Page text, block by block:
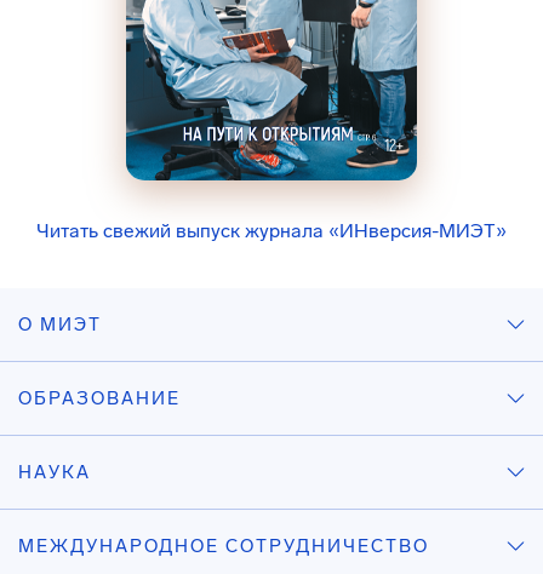
Читать свежий выпуск журнала «ИНверсия-МИЭТ»
О МИЭТ
ОБРАЗОВАНИЕ
НАУКА
МЕЖДУНАРОДНОЕ СОТРУДНИЧЕСТВО